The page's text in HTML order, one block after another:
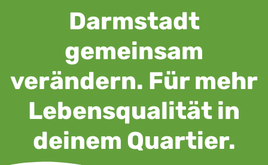
Darmstadt
gemeinsam
verändern. Für mehr
Lebensqualität in
deinem Quartier.